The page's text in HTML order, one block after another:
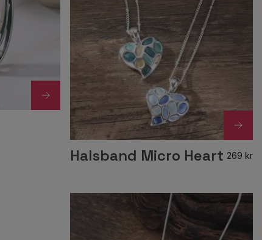
Halsband Micro Heart 269 kr